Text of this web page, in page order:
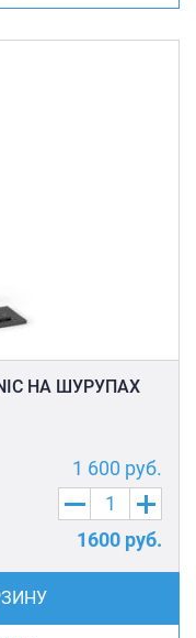
НА ШУРУПАХ
1 600 руб.
1600 руб.